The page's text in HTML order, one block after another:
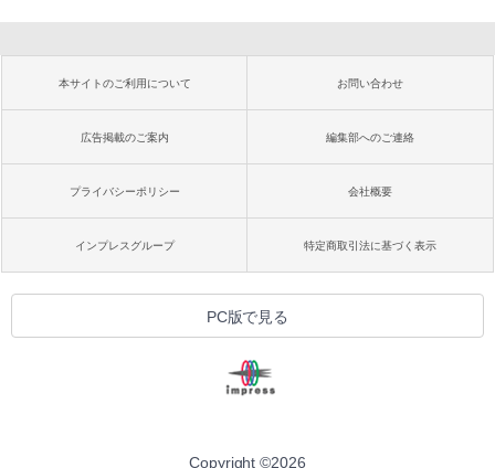
本サイトのご利用について お問い合わせ
広告掲載のご案内 編集部へのご連絡
プライバシーポリシー 会社概要
インプレスグループ 特定商取引法に基づく表示
PC版で見る
Copyright ©2026